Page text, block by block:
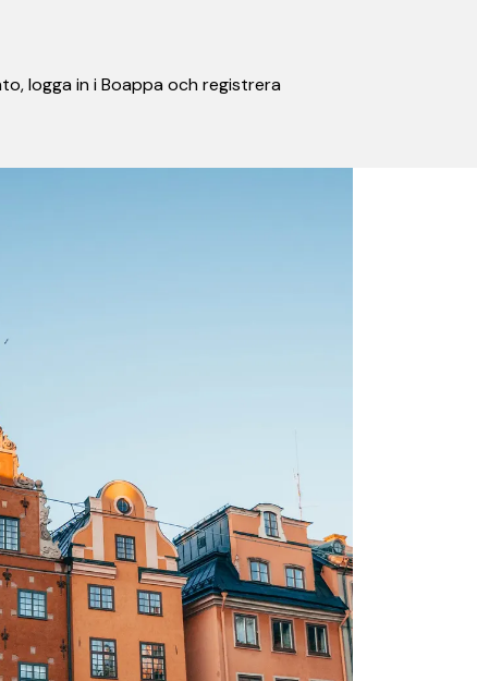
logga in i Boappa och registrera